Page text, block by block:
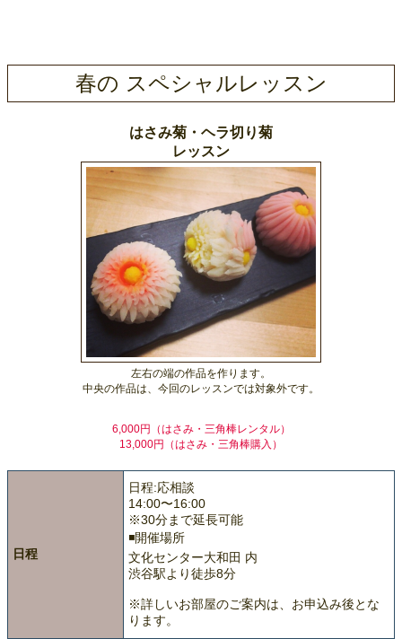
春の スペシャルレッスン
はさみ菊・ヘラ切り菊
レッスン
左右の端の作品を作ります。
中央の作品は、今回のレッスンでは対象外です。
6,000円（はさみ・三角棒レンタル）
13,000円（はさみ・三角棒購入）
日程
日程:応相談
14:00〜16:00
※30分まで延長可能
◾️開催場所
文化センター大和田 内
渋谷駅より徒歩8分
※詳しいお部屋のご案内は、お申込み後とな
ります。